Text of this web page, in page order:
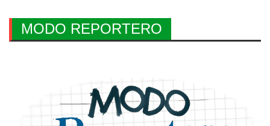
MODO REPORTERO